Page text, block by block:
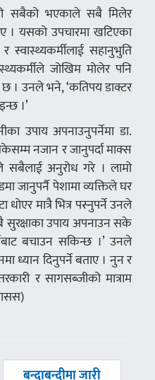
सबैको भएकाले सबै मिलेर
। यसको उपचारमा खटिएका
सहानुभुति
जोखिम मोलेर पनि
। उनले भने, ‘कतिपय डाक्टर
।’
उपाय अपनाउनुपर्नेमा डा.
नजान र जानुपर्दा माक्स
सबैलाई अनुरोध गरे । लामो
जानुपर्नै पेशामा व्यक्तिले घर
धोएर मात्रै भित्र पस्नुपर्ने उनले
उपाय अपनाउन सके
बचाउन सकिन्छ ।’ उनले
ध्यान दिनुपर्ने बताए । नुन र
र सागसब्जीको मात्राम
अघिल्लाे